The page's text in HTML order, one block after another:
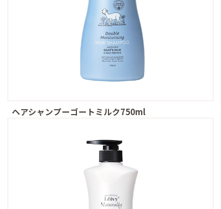
ヘアシャンプーゴートミルク750ml